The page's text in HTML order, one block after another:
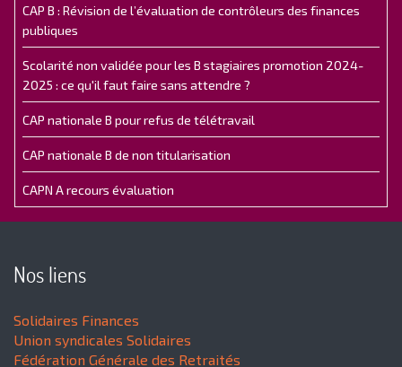
CAP B : Révision de l’évaluation de contrôleurs des finances
publiques
Scolarité non validée pour les B stagiaires promotion 2024-
2025 : ce qu'il faut faire sans attendre ?
CAP nationale B pour refus de télétravail
CAP nationale B de non titularisation
CAPN A recours évaluation
Nos liens
Solidaires Finances
Union syndicales Solidaires
Fédération Générale des Retraités